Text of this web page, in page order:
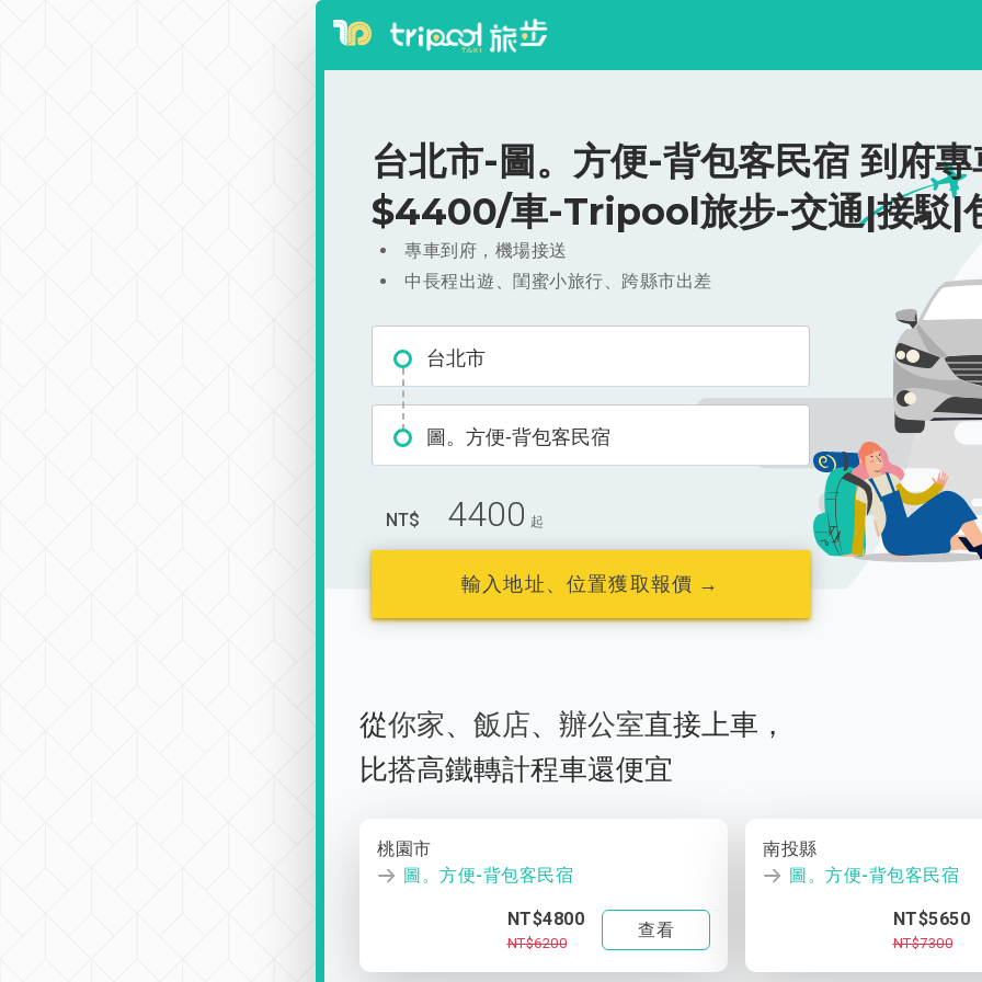
台北市-圖。方便-背包客民宿 到府
$4400/車-Tripool旅步-交通|接駁|
專車到府，機場接送
中長程出遊、閨蜜小旅行、跨縣市出差
台北市
圖。方便-背包客民宿
NT$ 4400 起
輸入地址、位置獲取報價 →
從你家、 飯店、 辦公室直接上車，
比搭高鐵轉計程車還便宜
桃園市
圖。方便-背包客民宿
NT$4800
NT$6200
查看
南投縣
圖。方便-背包客民宿
NT$5650
NT$7300